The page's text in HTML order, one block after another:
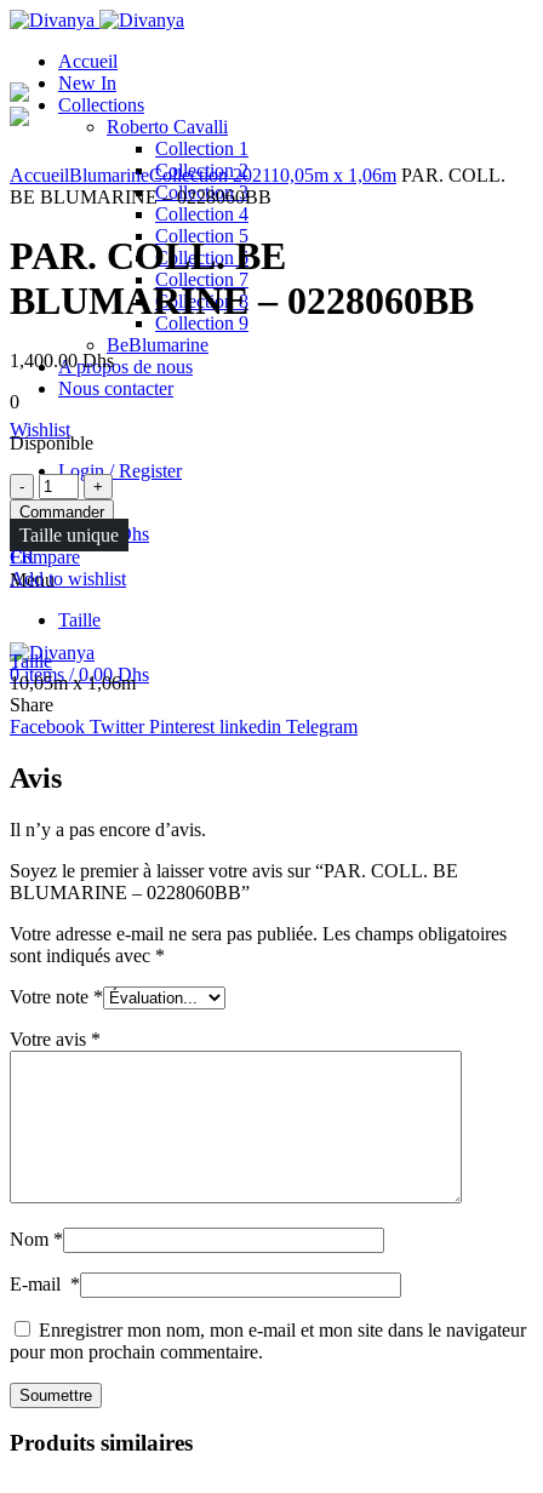
Accueil
New In
Collections
Roberto Cavalli
Collection 1
Collection 2
Collection 3
Collection 4
Collection 5
Collection 6
Collection 7
Collection 8
Collection 9
BeBlumarine
A propos de nous
Nous contacter
Wishlist
Login / Register
0items / 0.00Dhs
FR
Menu
0items / 0.00Dhs
AccueilBlumarineCollection 202110,05m x 1,06m PAR. COLL.
BE BLUMARINE – 0228060BB
PAR. COLL. BE
BLUMARINE – 0228060BB
1,400.00Dhs
0
Disponible
Quantité
Commander
Taille unique
Compare
Add to wishlist
Taille
Taille
10,05m x 1,06m
Share
Facebook Twitter Pinterest linkedin Telegram
Avis
Il n’y a pas encore d’avis.
Soyez le premier à laisser votre avis sur “PAR. COLL. BE
BLUMARINE – 0228060BB”
Votre adresse e-mail ne sera pas publiée. Les champs obligatoires
sont indiqués avec *
Votre note *
Votre avis *
Nom *
E-mail *
Enregistrer mon nom, mon e-mail et mon site dans le navigateur
pour mon prochain commentaire.
Produits similaires